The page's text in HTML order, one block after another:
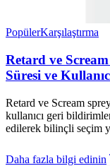
PopülerKarşılaştırma
Retard ve
Süresi ve
Retard ve Scream
kullanıcı geri
edilerek bilinçli seçim
Daha fazla bilgi edinin